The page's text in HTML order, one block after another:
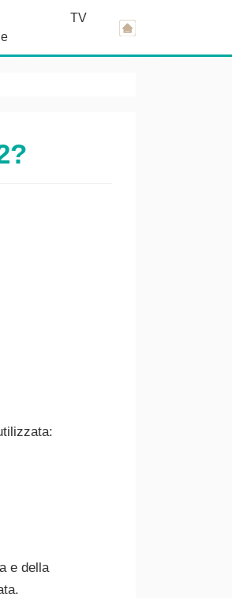
TV
e della